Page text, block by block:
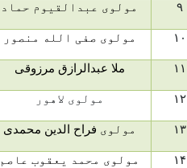
۹ مولوی عبدالقیوم حماد
۱۰ مولوی صفی الله منصور
۱۱ ملا عبدالرازق مرزوقی
۱۲ مولوی لاهور
۱۳ مولوی فراح الدین محمدی
۱۴ مولوی محمد یعقوب عاصم